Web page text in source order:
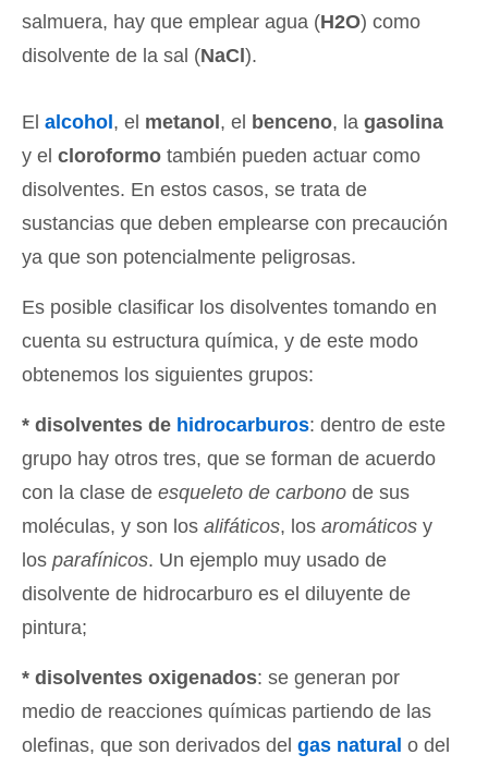
salmuera, hay que emplear agua (H2O) como
disolvente de la sal (NaCl ).
El alcohol , el metanol , el benceno, la gasolina
y el cloroformo también pueden actuar como
disolventes. En estos casos, se trata de
sustancias que deben emplearse con precaución
ya que son potencialmente peligrosas.
Es posible clasificar los disolventes tomando en
cuenta su estructura química, y de este modo
obtenemos los siguientes grupos:
* disolventes de hidrocarburos: dentro de este
grupo hay otros tres, que se forman de acuerdo
con la clase de esqueleto de carbono de sus
moléculas, y son los alifáticos, los aromáticos y
los parafínicos. Un ejemplo muy usado de
disolvente de hidrocarburo es el diluyente de
pintura;
* disolventes oxigenados: se generan por
medio de reacciones químicas partiendo de las
olefinas, que son derivados del gas natural o del